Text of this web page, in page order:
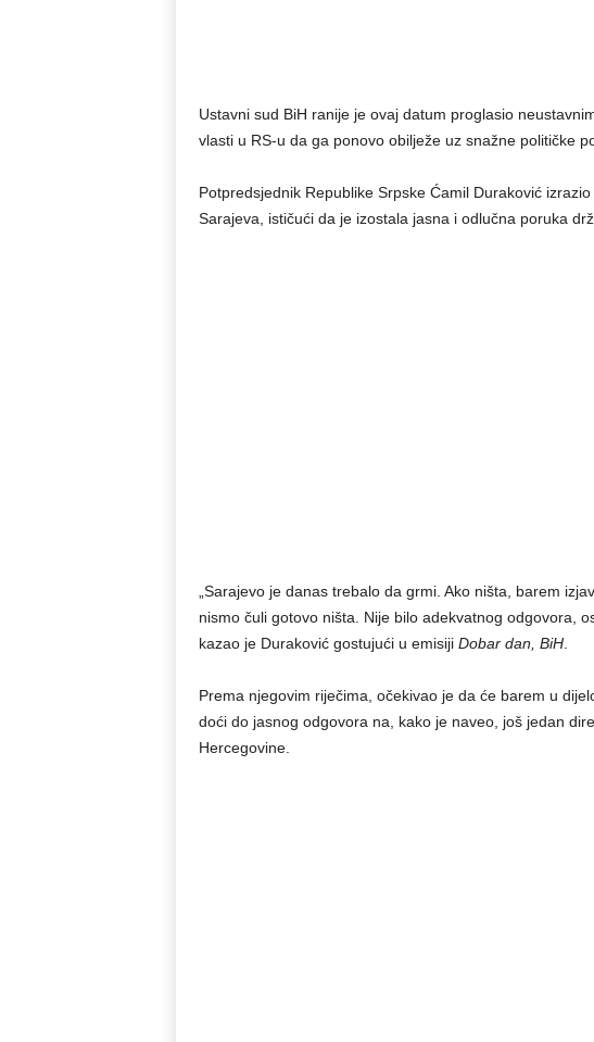
Ustavni sud BiH ranije je ovaj datum proglasio
vlasti u RS-u da ga ponovo obilježe uz snažne političke
Potpredsjednik Republike Srpske Ćamil Duraković
Sarajeva, ističući da je izostala jasna i odlučna poruka
„Sarajevo je danas trebalo da grmi. Ako ništa, barem
nismo čuli gotovo ništa. Nije bilo adekvatnog odgovora,
kazao je Duraković gostujući u emisiji Dobar dan, BiH.
Prema njegovim riječima, očekivao je da će barem u
doći do jasnog odgovora na, kako je naveo, još jedan
Hercegovine.